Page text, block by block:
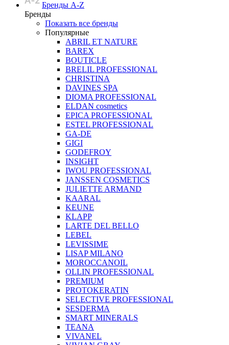
Бренды A-Z
Бренды
Показать все бренды
Популярные
ABRIL ET NATURE
BAREX
BOUTICLE
BRELIL PROFESSIONAL
CHRISTINA
DAVINES SPA
DIOMA PROFESSIONAL
ELDAN cosmetics
EPICA PROFESSIONAL
ESTEL PROFESSIONAL
GA-DE
GIGI
GODEFROY
INSIGHT
IWOU PROFESSIONAL
JANSSEN COSMETICS
JULIETTE ARMAND
KAARAL
KEUNE
KLAPP
LARTE DEL BELLO
LEBEL
LEVISSIME
LISAP MILANO
MOROCCANOIL
OLLIN PROFESSIONAL
PREMIUM
PROTOKERATIN
SELECTIVE PROFESSIONAL
SESDERMA
SMART MINERALS
TEANA
VIVANEL